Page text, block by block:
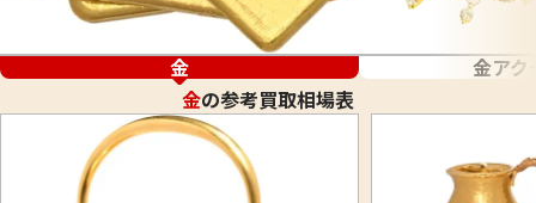
金
金アク
金の参考買取相場表